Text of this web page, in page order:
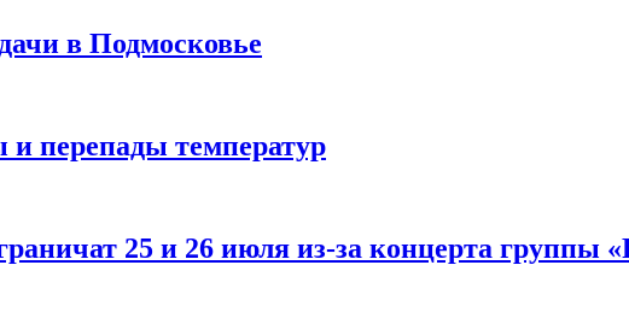
в Подмосковье
перепады температур
25 и 26 июля из-за концерта группы